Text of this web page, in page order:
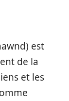
est
de la
et les